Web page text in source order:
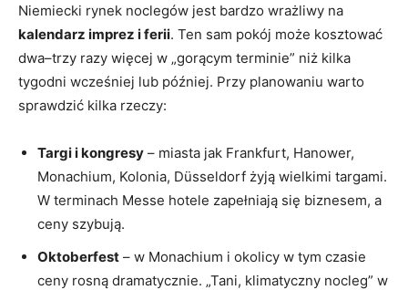
Niemiecki rynek noclegów jest bardzo wrażliwy na
kalendarz imprez i ferii. Ten sam pokój może kosztować
dwa–trzy razy więcej w „gorącym terminie” niż kilka
tygodni wcześniej lub później. Przy planowaniu warto
sprawdzić kilka rzeczy:
Targi i kongresy – miasta jak Frankfurt, Hanower,
Monachium, Kolonia, Düsseldorf żyją wielkimi targami.
W terminach Messe hotele zapełniają się biznesem, a
ceny szybują.
Oktoberfest – w Monachium i okolicy w tym czasie
ceny rosną dramatycznie. „Tani, klimatyczny nocleg” w